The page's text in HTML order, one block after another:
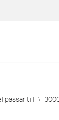
passar till \